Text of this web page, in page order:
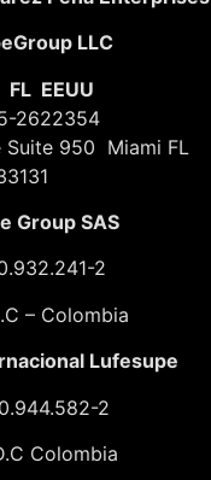
LLC
FL EEUU
2622354
Suite 950 Miami FL
Group SAS
2
– Colombia
Lufesupe
2
Colombia